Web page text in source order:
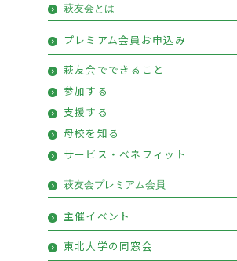
イベント
優待情報
活動報告
萩友会とは
会長挨拶
萩友会のご案内
プレミアム会員お申込み
萩友会でできること
参加する
支援する
母校を知る
サービス・ベネフィット
萩友会プレミアム会員
萩友会プレミアム会員お申込み
プレミアム会員特典
主催イベント
東北大学の同窓会